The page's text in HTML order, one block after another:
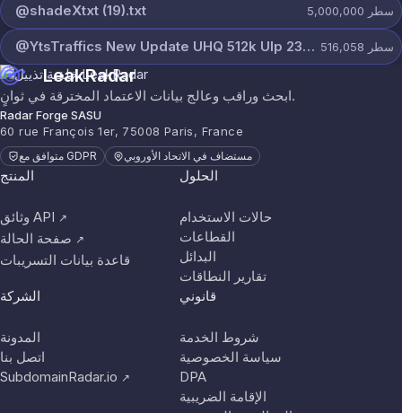
@shadeXtxt (19).txt 5,000,000 سطر
@YtsTraffics New Update UHQ 512k Ulp 23-4-2026.txt 516,058 سطر
LeakRadar
ابحث وراقب وعالج بيانات الاعتماد المخترقة في ثوانٍ.
Radar Forge SASU
60 rue François 1er, 75008 Paris, France
متوافق مع GDPR مستضاف في الاتحاد الأوروبي
المنتج
وثائق API ↗
صفحة الحالة ↗
قاعدة بيانات التسريبات
الحلول
حالات الاستخدام
القطاعات
البدائل
تقارير النطاقات
الشركة
المدونة
اتصل بنا
SubdomainRadar.io ↗
قانوني
شروط الخدمة
سياسة الخصوصية
DPA
الإقامة الضريبية